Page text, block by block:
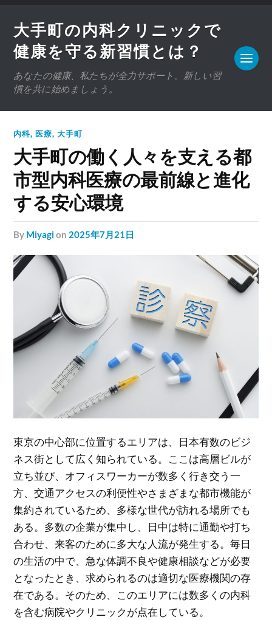
大手町の内科クリニックで
健康を守る新習慣とは？
あなたの健康、私たちが全力サポート。新しい習
慣を共に始めましょう。
内科, 医療,大手町
大手町の働く人々を支える都
市型内科医療の最前線と進化
する安心環境
by Miyagion 2025年7月21日
東京の中心部に位置するエリアは、日本有数のビジ
ネス街として広く知られている。 ここは高層ビルが
立ち並び、オフィスワーカーが数多く行き交う一
方、交通アクセスの利便性やさまざまな都市機能が
集約されているため、多様な世代が訪れる場所でも
ある。多数の企業が集中し、日中は特に通勤や打ち
合わせ、来客のために多大な人流が発生する。毎日
の生活の中で、急な体調不良や健康相談などが必要
となったとき、求められるのは適切な医療機関の存
在である。そのため、このエリアには数多くの内科
を含む病院やクリニックが点在している。